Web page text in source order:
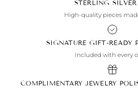
High-quality pieces
SIGNATURE GIFT-READY
Included with every
COMPLIMENTARY JEWELRY